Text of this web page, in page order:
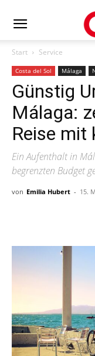
Start Service
Costa del Sol Málaga
Günstig
Málaga:
Reise mit
Ein Aufenthalt in
begrenzten Budget
von Emilia Hubert - 15.